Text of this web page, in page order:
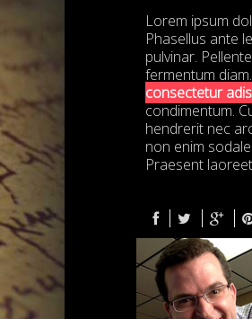
Lorem ipsum
Phasellus ante
pulvinar.
fermentum
consectetur
condimentum.
hendrerit nec
non enim
Praesent